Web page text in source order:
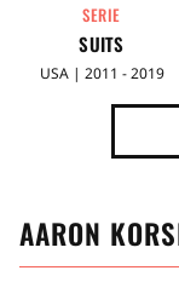
SERIE
SUITS
USA | 2011 - 2019
AARON